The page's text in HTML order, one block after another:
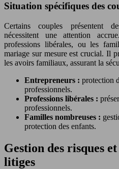
Situation spécifiques des
Certains couples présentent
nécessitent une attention
professions libérales, ou les
mariage sur mesure est crucial. Il
les avoirs familiaux, assurant la
Entrepreneurs : protection
professionnels.
Professions libérales :
professionnels.
Familles nombreuses :
protection des enfants.
Gestion des risques
litiges